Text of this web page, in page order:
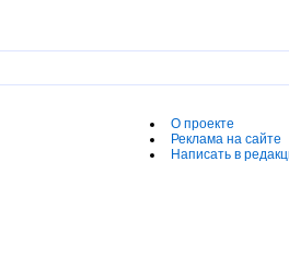
О проекте
Реклама на сайте
Написать в